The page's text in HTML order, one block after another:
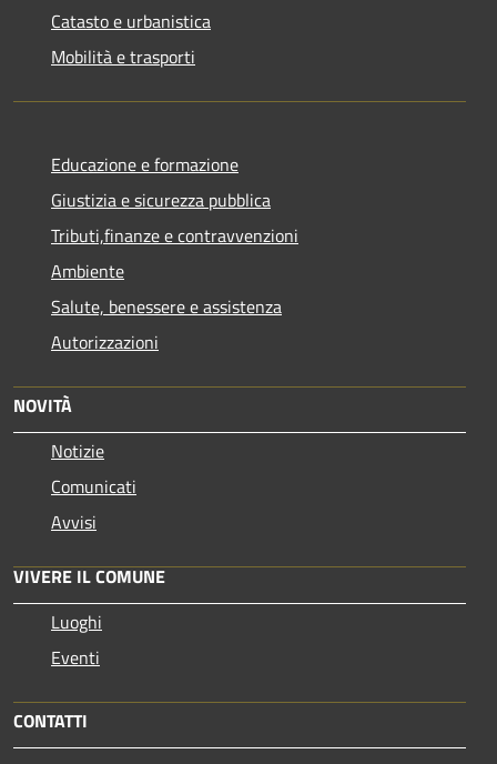
Catasto e urbanistica
Mobilità e trasporti
Educazione e formazione
Giustizia e sicurezza pubblica
Tributi,finanze e contravvenzioni
Ambiente
Salute, benessere e assistenza
Autorizzazioni
NOVITÀ
Notizie
Comunicati
Avvisi
VIVERE IL COMUNE
Luoghi
Eventi
CONTATTI